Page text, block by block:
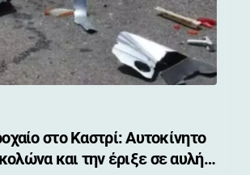
στο Καστρί: Αυτοκίνητο
και την έριξε σε αυλή